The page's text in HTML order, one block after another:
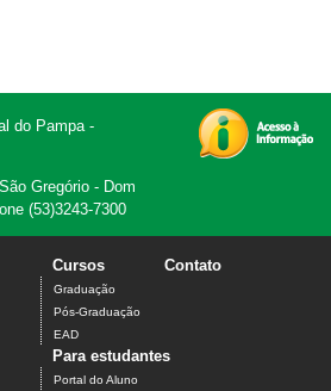
do Pampa -
Gregório - Dom
(53)3243-7300
Cursos
Graduação
Pós-Graduação
EAD
Contato
Para estudantes
Portal do Aluno